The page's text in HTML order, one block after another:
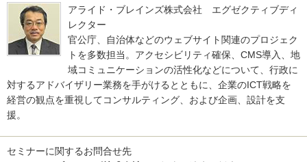
アライド・ブレインズ株式会社 エグゼクティブディ
レクター
官公庁、自治体などのウェブサイト関連のプロジェク
トを多数担当。アクセシビリティ確保、CMS導入、地
域コミュニケーションの活性化などについて、行政に
対するアドバイザリー業務を手がけるとともに、企業のICT戦略を
経営の観点を重視してコンサルティング、および企画、設計を支
援。
セミナーに関するお問合せ先